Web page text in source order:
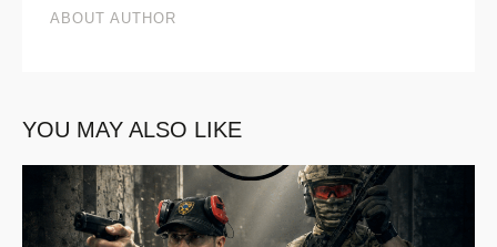
ABOUT AUTHOR
YOU MAY ALSO LIKE